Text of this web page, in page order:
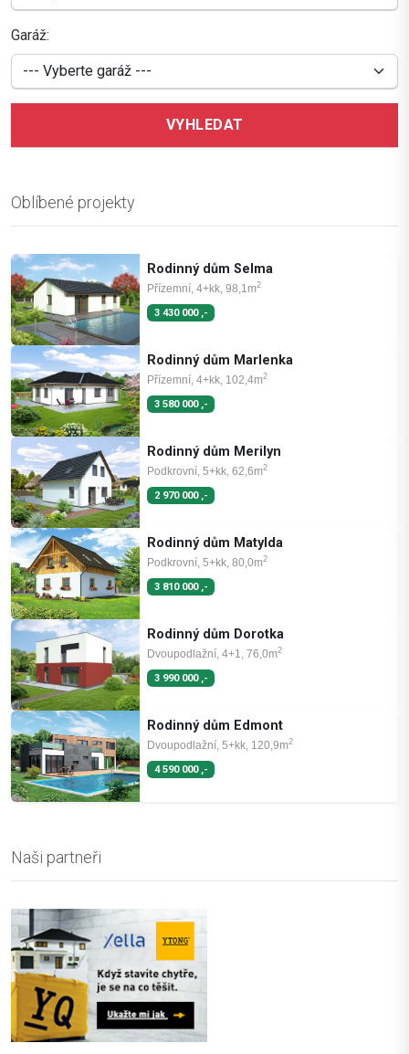
Garáž:
VYHLEDAT
Oblíbené projekty
Rodinný dům Selma
Přízemní, 4+kk, 98,1m2
3 430 000 ,-
Rodinný dům Marlenka
Přízemní, 4+kk, 102,4m2
3 580 000 ,-
Rodinný dům Merilyn
Podkrovní, 5+kk, 62,6m2
2 970 000 ,-
Rodinný dům Matylda
Podkrovní, 5+kk, 80,0m2
3 810 000 ,-
Rodinný dům Dorotka
Dvoupodlažní, 4+1, 76,0m2
3 990 000 ,-
Rodinný dům Edmont
Dvoupodlažní, 5+kk, 120,9m2
4 590 000 ,-
Naši partneři